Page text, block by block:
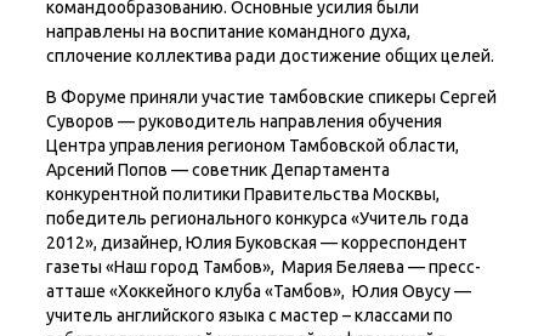
командообразованию. Основные усилия были
направлены на воспитание командного духа,
сплочение коллектива ради достижение общих целей.
В Форуме приняли участие тамбовские спикеры Сергей
Суворов — руководитель направления обучения
Центра управления регионом Тамбовской области,
Арсений Попов — советник Департамента
конкурентной политики Правительства Москвы,
победитель регионального конкурса «Учитель года
2012», дизайнер, Юлия Буковская — корреспондент
газеты «Наш город Тамбов», Мария Беляева — пресс-
атташе «Хоккейного клуба «Тамбов», Юлия Овусу —
учитель английского языка с мастер – классами по